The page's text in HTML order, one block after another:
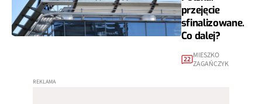
przejęcie
sfinalizowane.
Co dalej?
22 MIESZKO
ZAGAŃCZYK